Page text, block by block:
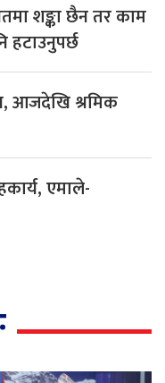
शङ्का छैन तर काम
हटाउनुपर्छ
आजदेखि श्रमिक
एमाले-